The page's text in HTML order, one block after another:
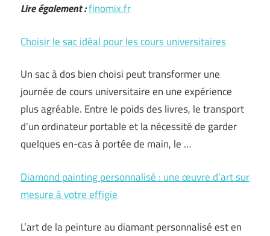
Lire également :finomix.fr
Choisir le sac idéal pour les cours universitaires
Un sac à dos bien choisi peut transformer une
journée de cours universitaire en une expérience
plus agréable. Entre le poids des livres, le transport
d’un ordinateur portable et la nécessité de garder
quelques en-cas à portée de main, le …
Diamond painting personnalisé : une œuvre d’art sur
mesure à votre effigie
L’art de la peinture au diamant personnalisé est en